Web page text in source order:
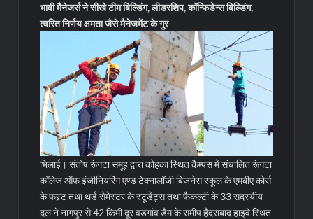
भावी मैनेजर्स ने सीखे टीम बिल्डिंग, लीडरशिप, कॉन्फिडेन्स बिल्डिंग,
त्वरित निर्णय क्षमता जैसे मैनेजमेंट के गुर
भिलाई। संतोष रूंगटा समूह द्वारा कोहका स्थित कैम्पस में संचालित रूंगटा
कॉलेज ऑफ इंजीनियरिंग एण्ड टेक्नालॉजी बिजनेस स्कूल के एमबीए कोर्स
के फस्र्ट तथा थर्ड सेमेस्टर के स्टूडेंट्स तथा फैकल्टी के 33 सदस्यीय
दल ने नागपुर से 42 किमी दूर वडगांव डैम के समीप हैदराबाद हाइवे स्थित